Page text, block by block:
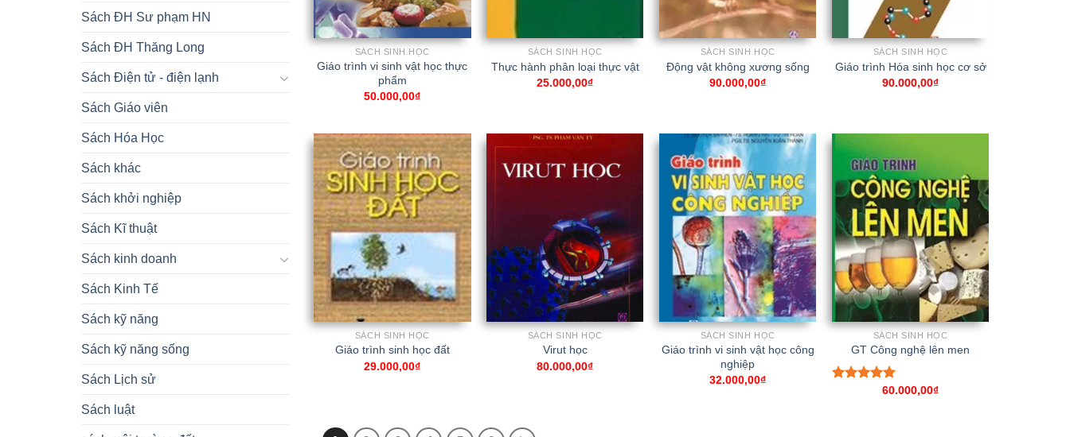
Sách ĐH Sư phạm HN
Sách ĐH Thăng Long
Sách Điện tử - điện lạnh
Sách Giáo viên
Sách Hóa Học
Sách khác
Sách khởi nghiệp
Sách Kĩ thuật
Sách kinh doanh
Sách Kinh Tế
Sách kỹ năng
Sách kỹ năng sống
Sách Lịch sử
Sách luật
SÁCH SINH HỌC
Giáo trình vi sinh vật học thực
phẩm
50.000,00₫
SÁCH SINH HỌC
Thực hành phân loại thực vật
25.000,00₫
SÁCH SINH HỌC
Động vật không xương sống
90.000,00₫
SÁCH SINH HỌC
Giáo trình Hóa sinh học cơ sở
90.000,00₫
SÁCH SINH HỌC
Giáo trình sinh học đất
29.000,00₫
SÁCH SINH HỌC
Virut học
80.000,00₫
SÁCH SINH HỌC
Giáo trình vi sinh vật học công
nghiệp
32.000,00₫
SÁCH SINH HỌC
GT Công nghệ lên men
5.0060.000,00₫